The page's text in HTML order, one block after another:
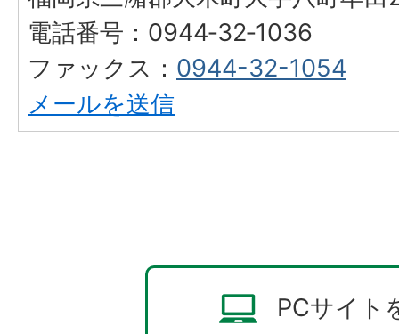
電話番号：0944‐32‐1036
ファックス： 0944-32-1054
メールを送信
PCサイト